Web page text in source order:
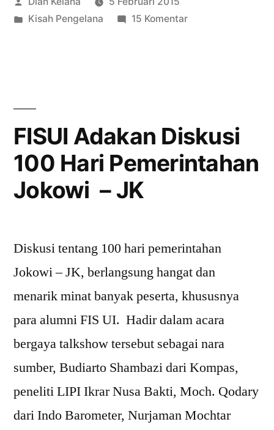
by
Posted
Kisah Pengelana 15 Komentarpada
FISUI Adakan Diskusi
100 Hari Pemerintahan
Jokowi – JK
Diskusi tentang 100 hari pemerintahan
Jokowi – JK, berlangsung hangat dan
menarik minat banyak peserta, khususnya
para alumni FIS UI. Hadir dalam acara
bergaya talkshow tersebut sebagai nara
sumber, Budiarto Shambazi dari Kompas,
peneliti LIPI Ikrar Nusa Bakti, Moch. Qodary
dari Indo Barometer, Nurjaman Mochtar